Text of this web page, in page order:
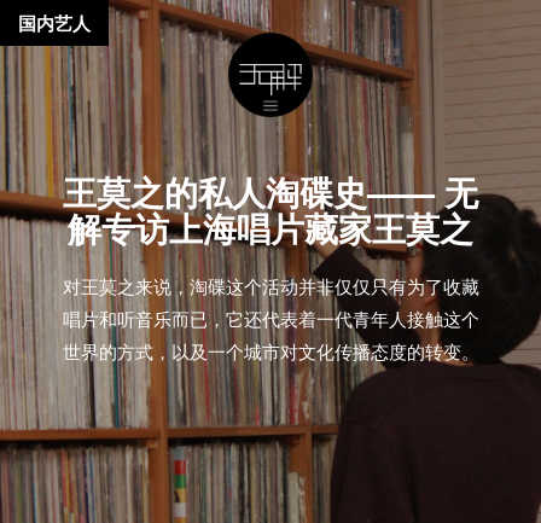
王莫之的私人淘碟史—— 无
解专访上海唱片藏家王莫之
对王莫之来说，淘碟这个活动并非仅仅只有为了收藏
唱片和听音乐而已，它还代表着一代青年人接触这个
世界的方式，以及一个城市对文化传播态度的转变。
国内艺人